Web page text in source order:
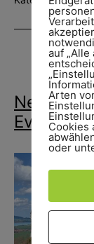
Trip
Munich:
to
Expect
auf „Alle
Arten
Cookies
oder